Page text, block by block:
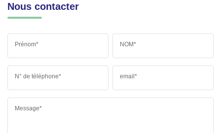
Nous contacter
Prénom* NOM*
N° de téléphone* email*
Message*